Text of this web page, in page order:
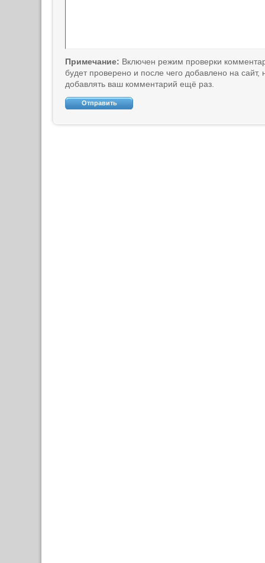
Примечание: Включен режим проверки
будет проверено и после чего добавлено на сайт,
добавлять ваш комментарий ещё раз.